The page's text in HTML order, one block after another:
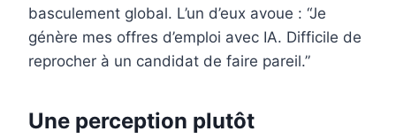
basculement global. L’un d’eux avoue : “Je
génère mes offres d’emploi avec IA. Difficile de
reprocher à un candidat de faire pareil.”
Une perception plutôt